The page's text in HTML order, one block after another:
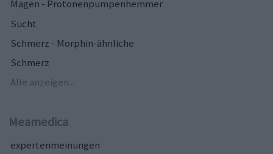
Magen - Protonenpumpenhemmer
Sucht
Schmerz - Morphin-ähnliche
Schmerz
Alle anzeigen...
Meamedica
expertenmeinungen